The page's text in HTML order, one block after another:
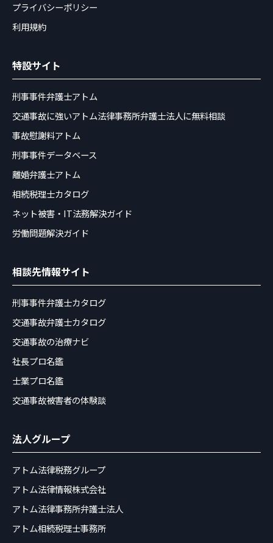
プライバシーポリシー
利用規約
特設サイト
刑事事件弁護士アトム
交通事故に強いアトム法律事務所弁護士法人に無料相談
事故慰謝料アトム
刑事事件データベース
離婚弁護士アトム
相続税理士カタログ
ネット被害・IT法務解決ガイド
労働問題解決ガイド
相談先情報サイト
刑事事件弁護士カタログ
交通事故弁護士カタログ
交通事故の治療ナビ
社長プロ名鑑
士業プロ名鑑
交通事故被害者の体験談
法人グループ
アトム法律税務グループ
アトム法律情報株式会社
アトム法律事務所弁護士法人
アトム相続税理士事務所